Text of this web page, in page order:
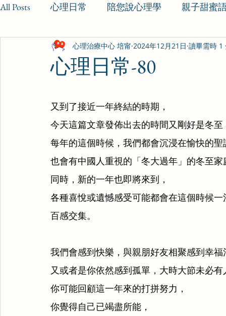
All Posts 心理日常 陪您說心理學 親子甜蜜
心理日常-80
心理治療中心 培甯 2024年12月21日 讀畢需時 1
又到了接近一年終結的時期，
今天這篇文章發佈出去的時間又剛好是冬至
每年的這個時候，我們都會沉浸在愉快的
也會有中國人重視的「冬大過年」的冬至家
同時，新的一年也即將來到，
各種喜悅或遺憾感受可能都會在這個時候一
百感交集。
我們會感到快樂，與親朋好友相聚感到幸福
又或者是你依然感到孤單，大時大節未必
你可能回顧這一年來的打拼努力，
你覺得自己已竭盡所能，